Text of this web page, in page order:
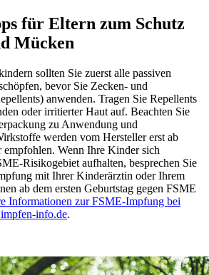
für Eltern zum Schutz
Mücken
sollten Sie zuerst alle passiven
bevor Sie Zecken- und
anwenden. Tragen Sie Repellents
oder irritierter Haut auf. Beachten Sie
zu Anwendung und
werden vom Hersteller erst ab
empfohlen. Wenn Ihre Kinder sich
Risikogebiet aufhalten, besprechen Sie
mit Ihrer Kinderärztin oder Ihrem
ab dem ersten Geburtstag gegen FSME
Informationen zur FSME-Impfung bei
info.de.